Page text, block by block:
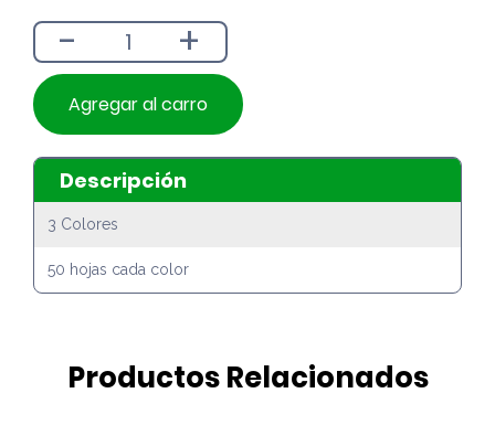
- +
Agregar al carro
Descripción
3 Colores
50 hojas cada color
Productos Relacionados